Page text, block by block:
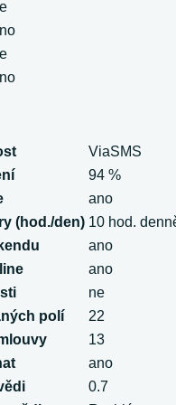
ViaSMS
94 %
ano
(hod./den) 10 hod.
ano
ano
ne
polí
22
13
ano
0.7